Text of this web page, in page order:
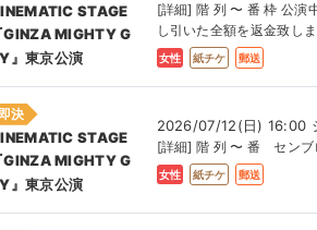
STAGE
GINZA MIGHTY G
』東京公演
[詳細] 階 列 〜 番 枠 公演
し引いた全額を返金致し
女性 紙チケ 郵送
決
STAGE
GINZA MIGHTY G
』東京公演
2026/07/12(日) 16:00
[詳細] 階 列 〜 番 センブ
女性 紙チケ 郵送